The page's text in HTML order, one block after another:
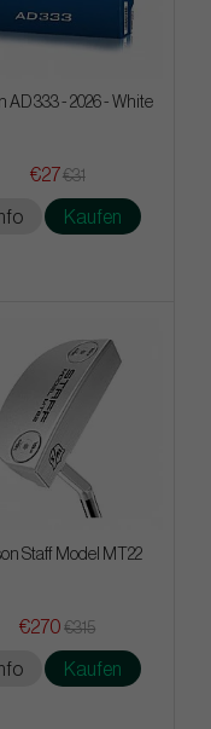
AD 333 - 2026 - White
€27€31
Kaufen
Staff Model MT22
€270 €315
Kaufen